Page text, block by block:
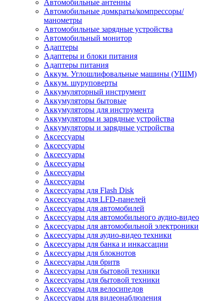
Автомобильные антенны
Автомобильные домкраты/компрессоры/
манометры
Автомобильные зарядные устройства
Автомобильный монитор
Адаптеры
Адаптеры и блоки питания
Адаптеры питания
Аккум. Углошлифовальные машины (УШМ)
Аккум. шуруповерты
Аккумуляторный инструмент
Аккумуляторы бытовые
Аккумуляторы для инструмента
Аккумуляторы и зарядные устройства
Аккумуляторы и зарядные устройства
Аксессуары
Аксессуары
Аксессуары
Аксессуары
Аксессуары
Аксессуары
Аксессуары для Flash Disk
Аксессуары для LFD-панелей
Аксессуары для автомобилей
Аксессуары для автомобильного аудио-видео
Аксессуары для автомобильной электроники
Аксессуары для аудио-видео техники
Аксессуары для банка и инкассации
Аксессуары для блокнотов
Аксессуары для бритв
Аксессуары для бытовой техники
Аксессуары для бытовой техники
Аксессуары для велосипедов
Аксессуары для видеонаблюдения